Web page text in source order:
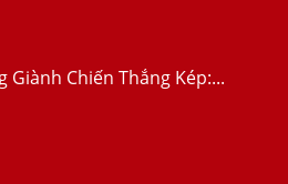
Giành Chiến Thắng Kép:...